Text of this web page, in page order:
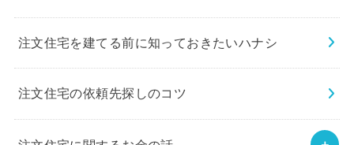
注文住宅を建てる前に知っておきたいハナシ
注文住宅の依頼先探しのコツ